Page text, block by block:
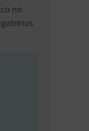
no